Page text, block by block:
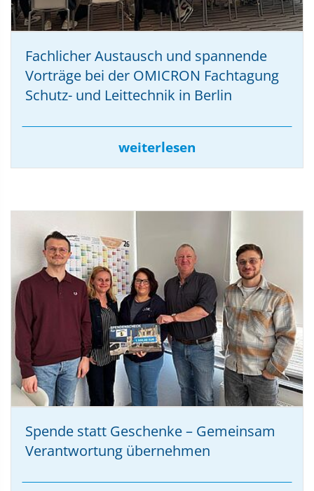
Fachlicher Austausch und spannende
Vorträge bei der OMICRON Fachtagung
Schutz- und Leittechnik in Berlin
weiterlesen
Spende statt Geschenke – Gemeinsam
Verantwortung übernehmen